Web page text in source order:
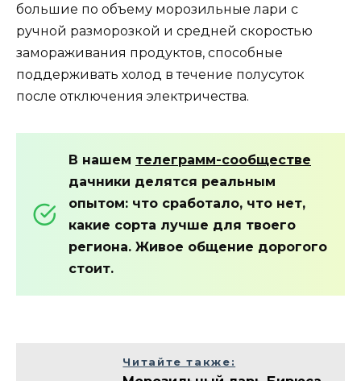
большие по объему морозильные лари с
ручной разморозкой и средней скоростью
замораживания продуктов, способные
поддерживать холод в течение полусуток
после отключения электричества.
В нашем телеграмм-сообществе
дачники делятся реальным
опытом: что сработало, что нет,
какие сорта лучше для твоего
региона. Живое общение дорогого
стоит.
Читайте также: